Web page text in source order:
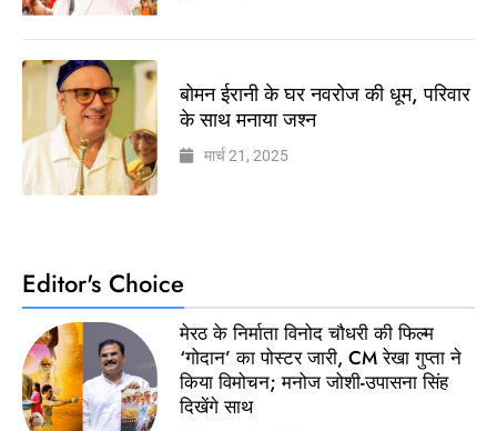
बोमन ईरानी के घर नवरोज की धूम, परिवार
के साथ मनाया जश्न
मार्च 21, 2025
Editor's Choice
मेरठ के निर्माता विनोद चौधरी की फिल्म
‘गोदान’ का पोस्टर जारी, CM रेखा गुप्ता ने
किया विमोचन; मनोज जोशी-उपासना सिंह
दिखेंगे साथ